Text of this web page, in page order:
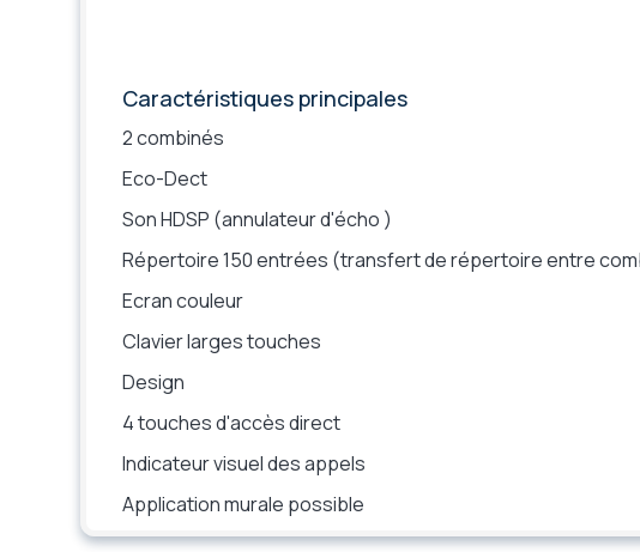
Caractéristiques principales
2 combinés
Eco-Dect
Son HDSP (annulateur d'écho )
Répertoire 150 entrées (transfert de répertoire entre
Ecran couleur
Clavier larges touches
Design
4 touches d'accès direct
Indicateur visuel des appels
Application murale possible